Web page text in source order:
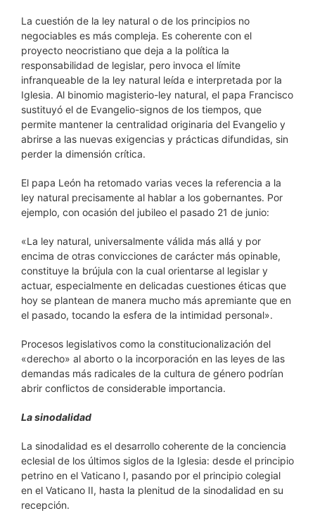
La cuestión de la ley natural o de los principios no
negociables es más compleja. Es coherente con el
proyecto neocristiano que deja a la política la
responsabilidad de legislar, pero invoca el límite
infranqueable de la ley natural leída e interpretada por la
Iglesia. Al binomio magisterio-ley natural, el papa Francisco
sustituyó el de Evangelio-signos de los tiempos, que
permite mantener la centralidad originaria del Evangelio y
abrirse a las nuevas exigencias y prácticas difundidas, sin
perder la dimensión crítica.
El papa León ha retomado varias veces la referencia a la
ley natural precisamente al hablar a los gobernantes. Por
ejemplo, con ocasión del jubileo el pasado 21 de junio:
«La ley natural, universalmente válida más allá y por
encima de otras convicciones de carácter más opinable,
constituye la brújula con la cual orientarse al legislar y
actuar, especialmente en delicadas cuestiones éticas que
hoy se plantean de manera mucho más apremiante que en
el pasado, tocando la esfera de la intimidad personal».
Procesos legislativos como la constitucionalización del
«derecho» al aborto o la incorporación en las leyes de las
demandas más radicales de la cultura de género podrían
abrir conflictos de considerable importancia.
La sinodalidad
La sinodalidad es el desarrollo coherente de la conciencia
eclesial de los últimos siglos de la Iglesia: desde el principio
petrino en el Vaticano I, pasando por el principio colegial
en el Vaticano II, hasta la plenitud de la sinodalidad en su
recepción.